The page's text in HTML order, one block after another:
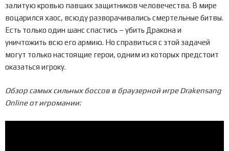
залитую кровью павших защитников человечества. В мире
воцарился хаос, всюду разворачивались смертельные битвы.
Есть только один шанс спастись – убить Дракона и
уничтожить всю его армию. Но справиться с этой задачей
могут только настоящие герои, одним из которых предстоит
оказаться игроку.
Обзор самых сильных боссов в браузерной игре Drakensang
Online от игромании: